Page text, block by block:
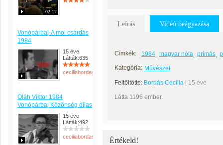
02:17
Vonópárbaj-A mol csárdás
1984
15 éve
Látták:635
ceciliabordas
Oláh Viktor 1984
Vonópárbaj Közönség díjas
15 éve
Látták:492
ceciliabordas
Leírás Videó beágyazása
Címkék: 1984 magyar nóta prímás
Kategória: Művészet
Feltöltötte: Bordás Cecília 15 éve
Látta 1196 ember.
Értékeld!